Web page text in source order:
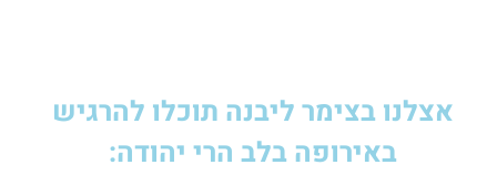
אצלנו בצימר ליבנה תוכלו להרגיש
באירופה בלב הרי יהודה: